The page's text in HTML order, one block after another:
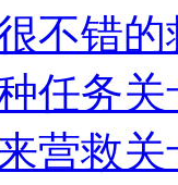
不错
任务
营救